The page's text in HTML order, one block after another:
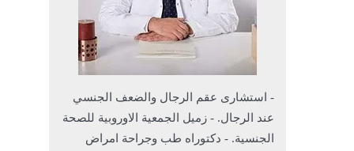
- استشارى عقم الرجال والضعف الجنسي
عند الرجال. - زميل الجمعية الاوروبية للصحة
الجنسية. - دكتوراه طب وجراحة امراض